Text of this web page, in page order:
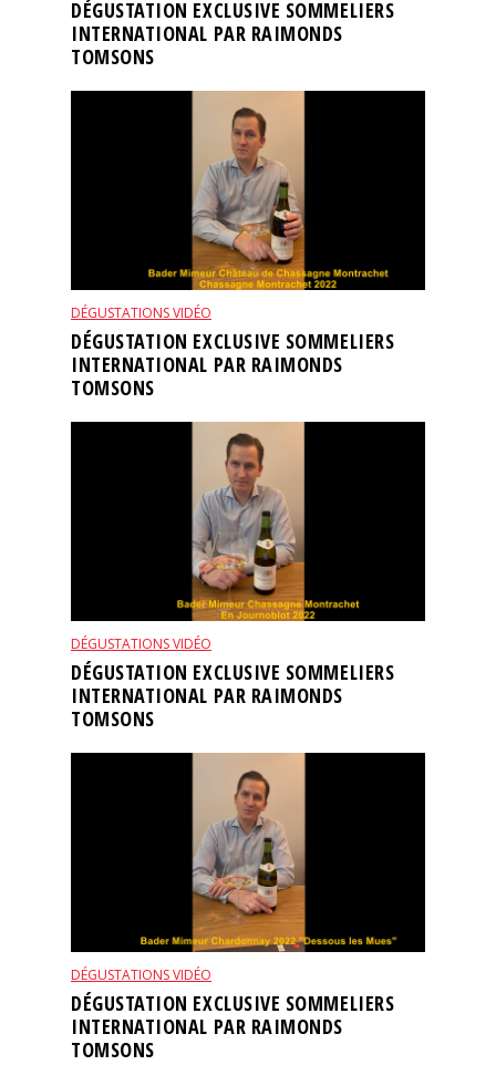
DÉGUSTATION EXCLUSIVE SOMMELIERS
INTERNATIONAL PAR RAIMONDS
TOMSONS
DÉGUSTATIONS VIDÉO
DÉGUSTATION EXCLUSIVE SOMMELIERS
INTERNATIONAL PAR RAIMONDS
TOMSONS
DÉGUSTATIONS VIDÉO
DÉGUSTATION EXCLUSIVE SOMMELIERS
INTERNATIONAL PAR RAIMONDS
TOMSONS
DÉGUSTATIONS VIDÉO
DÉGUSTATION EXCLUSIVE SOMMELIERS
INTERNATIONAL PAR RAIMONDS
TOMSONS